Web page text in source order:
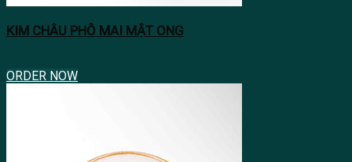
KIM CHÂU PHÔ MAI MẬT ONG
ORDER NOW